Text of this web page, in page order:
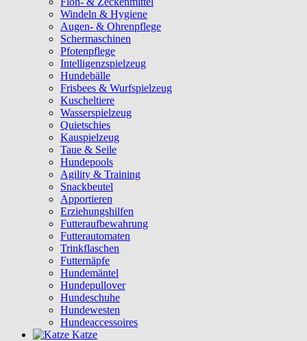
Windeln & Hygiene
Augen- & Ohrenpflege
Schermaschinen
Pfotenpflege
Intelligenzspielzeug
Hundebälle
Frisbees & Wurfspielzeug
Kuscheltiere
Wasserspielzeug
Quietschies
Kauspielzeug
Taue & Seile
Hundepools
Agility & Training
Snackbeutel
Apportieren
Erziehungshilfen
Futteraufbewahrung
Futterautomaten
Trinkflaschen
Futternäpfe
Hundemäntel
Hundepullover
Hundeschuhe
Hundewesten
Hundeaccessoires
Katze